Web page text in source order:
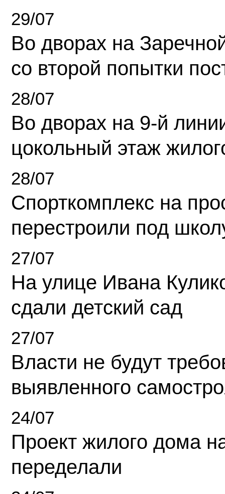
29/07
Во дворах на
со второй попытки
28/07
Во дворах на 9-й
цокольный этаж
28/07
Спорткомплекс на
перестроили под
27/07
На улице Ивана
сдали детский сад
27/07
Власти не будут
выявленного
24/07
Проект жилого дома
переделали